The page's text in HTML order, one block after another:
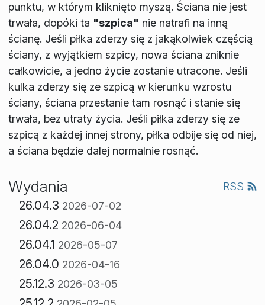
punktu, w którym kliknięto myszą. Ściana nie jest
trwała, dopóki ta "szpica" nie natrafi na inną
ścianę. Jeśli piłka zderzy się z jakąkolwiek częścią
ściany, z wyjątkiem szpicy, nowa ściana zniknie
całkowicie, a jedno życie zostanie utracone. Jeśli
kulka zderzy się ze szpicą w kierunku wzrostu
ściany, ściana przestanie tam rosnąć i stanie się
trwała, bez utraty życia. Jeśli piłka zderzy się ze
szpicą z każdej innej strony, piłka odbije się od niej,
a ściana będzie dalej normalnie rosnąć.
Wydania RSS
26.04.3 2026-07-02
26.04.2 2026-06-04
26.04.1 2026-05-07
26.04.0 2026-04-16
25.12.3 2026-03-05